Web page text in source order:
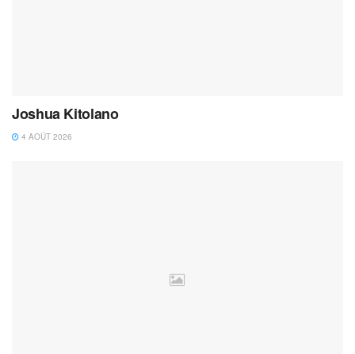
Joshua Kitolano
4 AOÛT 2026